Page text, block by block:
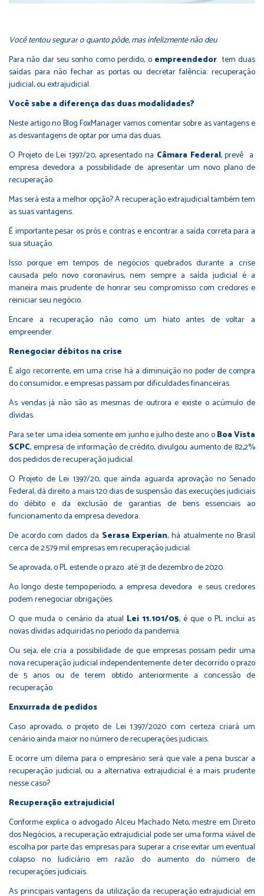
Você tentou segurar o quanto pôde, mas infelizmente não deu
Para não dar seu sonho como perdido, o empreendedor tem duas
saídas para não fechar as portas ou decretar falência: recuperação
judicial, ou extrajudicial.
Você sabe a diferença das duas modalidades?
Neste artigo no Blog FoxManager vamos comentar sobre as vantagens e
as desvantagens de optar por uma das duas.
O Projeto de Lei 1397/20, apresentado na Câmara Federal, prevê a
empresa devedora a possibilidade de apresentar um novo plano de
recuperação.
Mas será esta a melhor opção? A recuperação extrajudicial também tem
as suas vantagens.
É importante pesar os prós e contras e encontrar a saída correta para a
sua situação.
Isso porque em tempos de negócios quebrados durante a crise
causada pelo novo coronavírus, nem sempre a saída judicial é a
maneira mais prudente de honrar seu compromisso com credores e
reiniciar seu negócio.
Encare a recuperação não como um hiato antes de voltar a
empreender.
Renegociar débitos na crise
É algo recorrente, em uma crise há a diminuição no poder de compra
do consumidor, e empresas passam por dificuldades financeiras.
As vendas já não são as mesmas de outrora e existe o acúmulo de
dívidas.
Para se ter uma ideia somente em junho e julho deste ano oBoa Vista
SCPC, empresa de informação de crédito, divulgou aumento de 82,2%
dos pedidos de recuperação judicial.
O Projeto de Lei 1397/20, que ainda aguarda aprovação no Senado
Federal, dá direito a mais 120 dias de suspensão das execuções judiciais
do débito e da exclusão de garantias de bens essenciais ao
funcionamento da empresa devedora.
De acordo com dados da Serasa Experian, há atualmente no Brasil
cerca de 2.579 mil empresas em recuperação judicial.
Se aprovada, o PL estende o prazo até 31 de dezembro de 2020.
Ao longo deste tempo.período, a empresa devedora e seus credores
podem renegociar obrigações.
O que muda o cenário da atual Lei 11.101/05, é que o PL inclui as
novas dívidas adquiridas no período da pandemia.
Ou seja, ele cria a possibilidade de que empresas possam pedir uma
nova recuperação judicial independentemente de ter decorrido o prazo
de 5 anos ou de terem obtido anteriormente a concessão de
recuperação.
Enxurrada de pedidos
Caso aprovado, o projeto de Lei 1.397/2020 com certeza criará um
cenário ainda maior no número de recuperações judiciais.
E ocorre um dilema para o empresário: será que vale a pena buscar a
recuperação judicial, ou a alternativa extrajudicial é a mais prudente
nesse caso?
Recuperação extrajudicial
Conforme explica o advogado Alceu Machado Neto, mestre em Direito
dos Negócios, a recuperação extrajudicial pode ser uma forma viável de
escolha por parte das empresas para superar a crise evitar um eventual
colapso no Judiciário em razão do aumento do número de
recuperações judiciais.
As principais vantagens da utilização da recuperação extrajudicial em